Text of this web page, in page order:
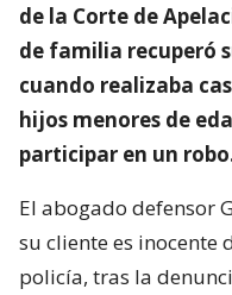
de la Corte de
de familia recuperó
cuando realizaba
hijos menores de
participar en un
El abogado defensor
su cliente es inocente
policía, tras la